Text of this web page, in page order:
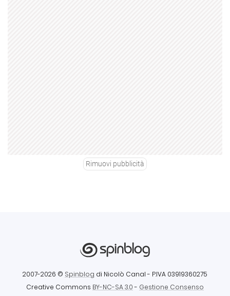
Rimuovi pubblicità
2007-2026 © Spinblog di Nicolò Canal - P.IVA 03919360275
Creative Commons BY-NC-SA 3.0- Gestione Consenso